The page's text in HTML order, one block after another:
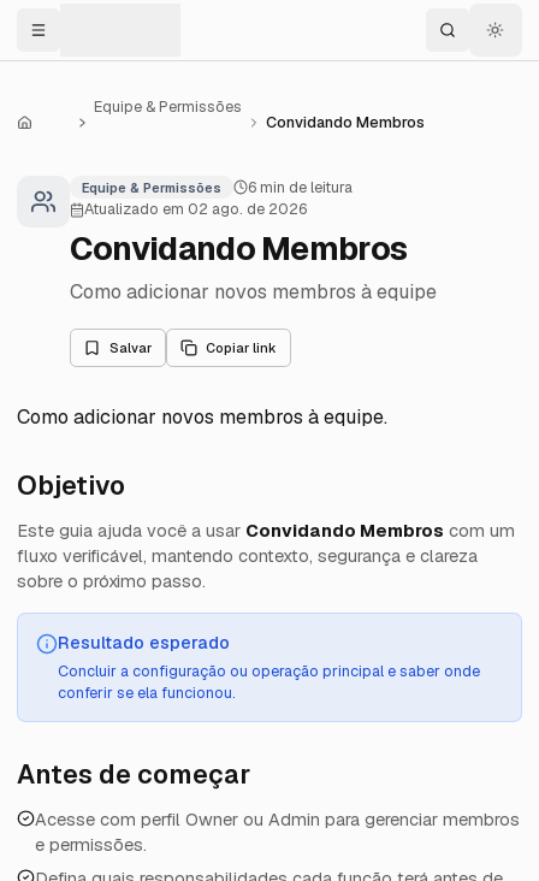
Menu
Central de Ajuda
Equipe & Permissões
Convidando Membros
Equipe & Permissões 6 min de leitura
Atualizado em 02 ago. de 2026
Convidando Membros
Como adicionar novos membros à equipe
Salvar Copiar link
Como adicionar novos membros à equipe.
Objetivo
Este guia ajuda você a usar Convidando Membros com um
fluxo verificável, mantendo contexto, segurança e clareza
sobre o próximo passo.
Resultado esperado
Concluir a configuração ou operação principal e saber onde
conferir se ela funcionou.
Antes de começar
Acesse com perfil Owner ou Admin para gerenciar membros
e permissões.